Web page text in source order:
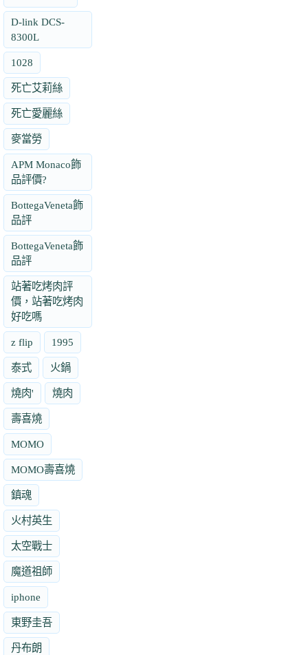
D-link DCS-
8300L
1028
死亡艾莉絲
死亡愛麗絲
麥當勞
APM Monaco飾
品評價?
BottegaVeneta飾
品評
BottegaVeneta飾
品評
站著吃烤肉評
價，站著吃烤肉
好吃嗎
z flip 1995
泰式 火鍋
燒肉' 燒肉
壽喜燒
MOMO
MOMO壽喜燒
鎮魂
火村英生
太空戰士
魔道祖師
iphone
東野圭吾
丹布朗